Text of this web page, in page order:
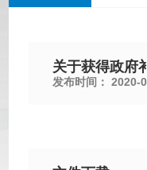
关于获得政府
发布时间： 2020-